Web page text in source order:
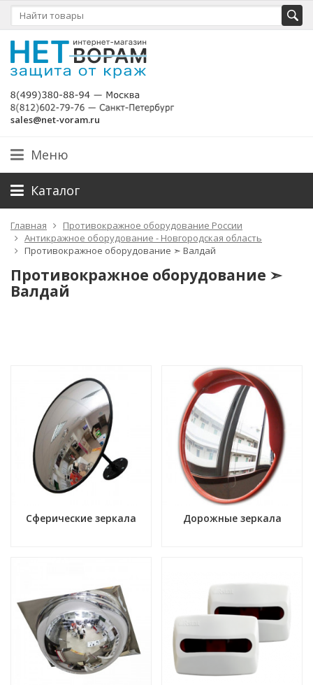
sales@net-voram.ru
Меню
Каталог
Главная
Противокражное оборудование России
Антикражное оборудование - Новгородская область
Противокражное оборудование ➣ Валдай
Противокражное оборудование ➣
Валдай
Сферические зеркала Дорожные зеркала